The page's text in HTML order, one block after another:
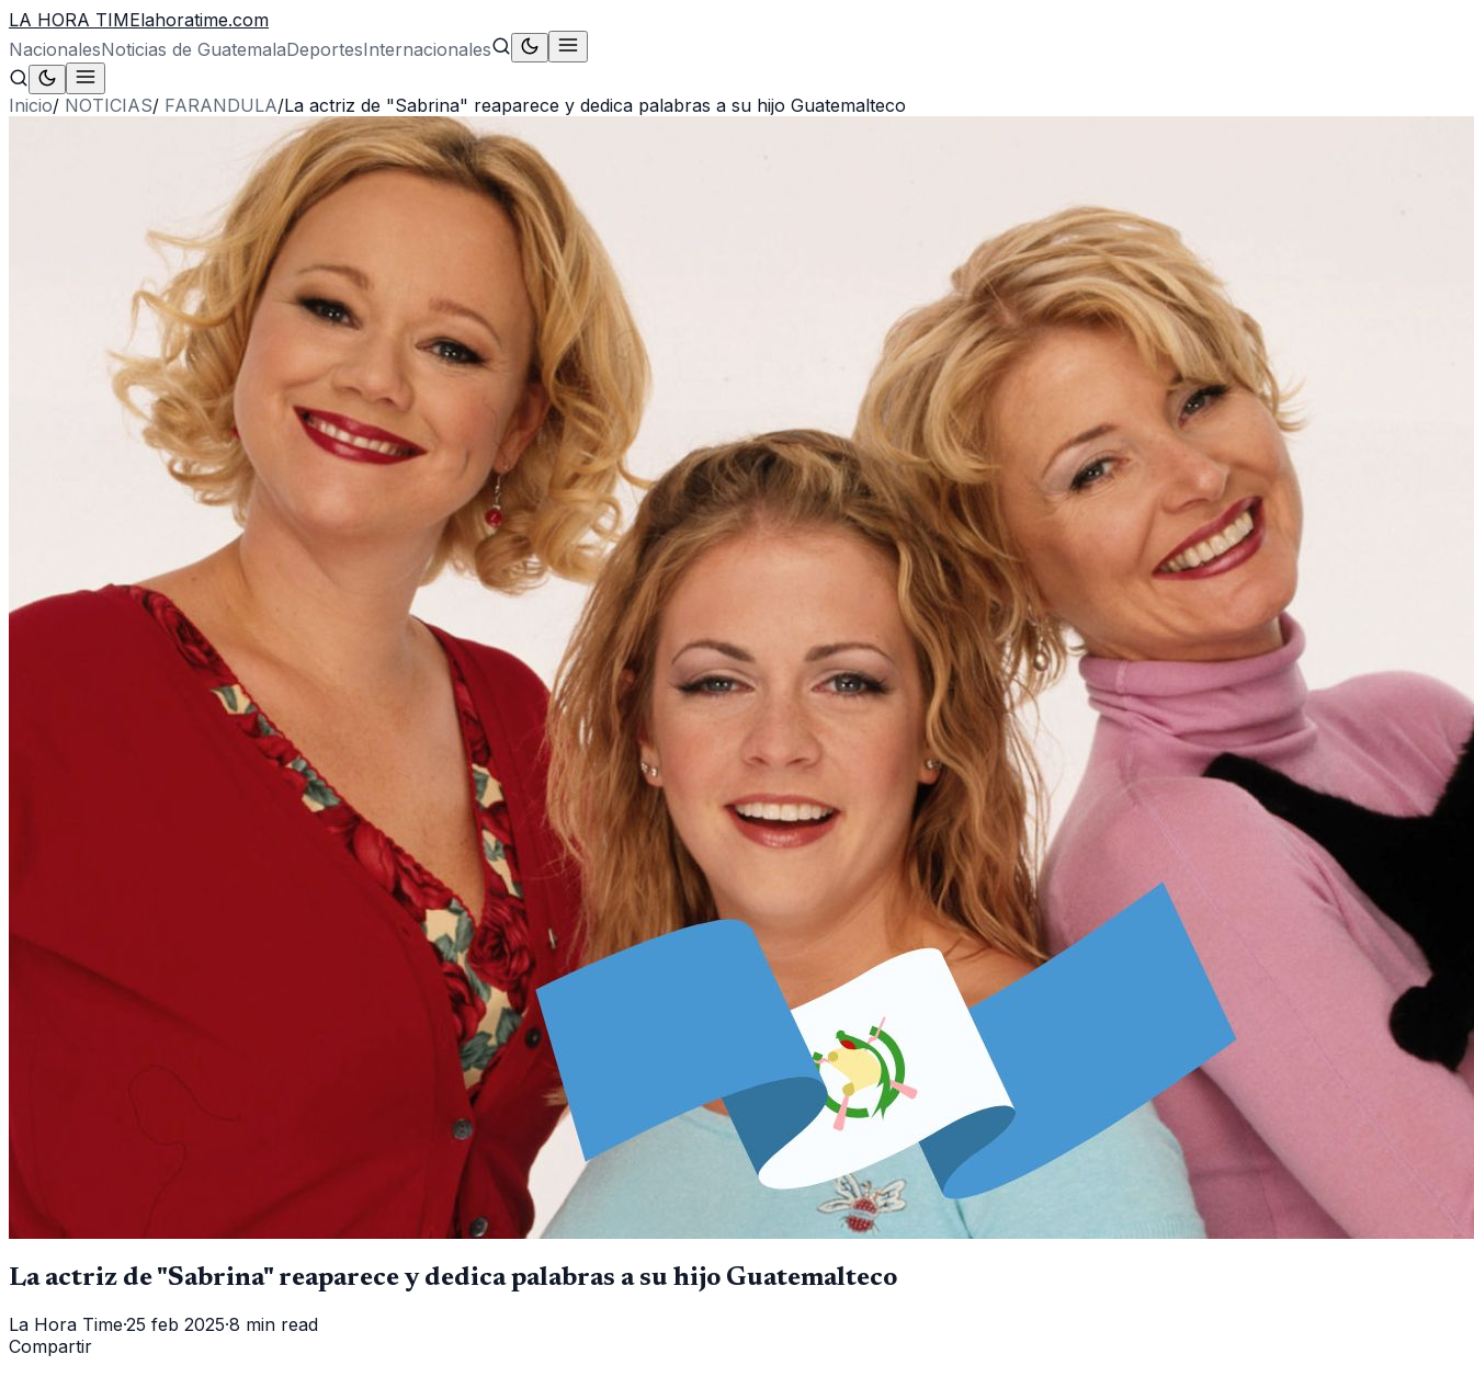
LA HORA TIMElahoratime.com
NacionalesNoticias de GuatemalaDeportesInternacionales
Inicio/ NOTICIAS/ FARANDULA/La actriz de "Sabrina" reaparece y dedica palabras a su hijo Guatemalteco
La actriz de "Sabrina" reaparece y dedica palabras a su hijo Guatemalteco
La Hora Time·25 feb 2025·8 min read
Compartir